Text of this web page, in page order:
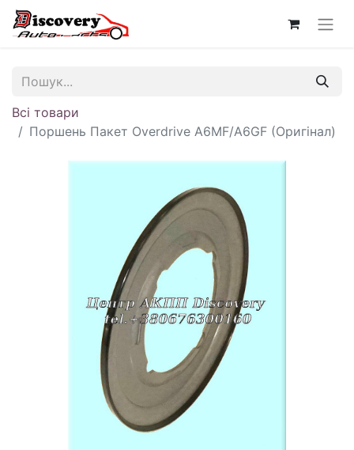
Всі товари
Поршень Пакет Overdrive A6MF/A6GF (Оригінал)